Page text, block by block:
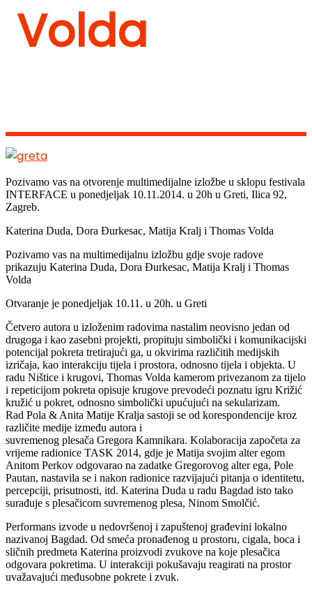
Volda
Pozivamo vas na otvorenje multimedijalne izložbe u sklopu festivala
INTERFACE u ponedjeljak 10.11.2014. u 20h u Greti, Ilica 92,
Zagreb.
Katerina Duda, Dora Đurkesac, Matija Kralj i Thomas Volda
Pozivamo vas na multimedijalnu izložbu gdje svoje radove
prikazuju Katerina Duda, Dora Đurkesac, Matija Kralj i Thomas
Volda
Otvaranje je ponedjeljak 10.11. u 20h. u Greti
Četvero autora u izloženim radovima nastalim neovisno jedan od
drugoga i kao zasebni projekti, propituju simbolički i komunikacijski
potencijal pokreta tretirajući ga, u okvirima različitih medijskih
izričaja, kao interakciju tijela i prostora, odnosno tijela i objekta. U
radu Ništice i krugovi, Thomas Volda kamerom privezanom za tijelo
i repeticijom pokreta opisuje krugove prevodeći poznatu igru Križić
kružić u pokret, odnosno simbolički upućujući na sekularizam.
Rad Pola & Anita Matije Kralja sastoji se od korespondencije kroz
različite medije između autora i
suvremenog plesača Gregora Kamnikara. Kolaboracija započeta za
vrijeme radionice TASK 2014, gdje je Matija svojim alter egom
Anitom Perkov odgovarao na zadatke Gregorovog alter ega, Pole
Pautan, nastavila se i nakon radionice razvijajući pitanja o identitetu,
percepciji, prisutnosti, itd. Katerina Duda u radu Bagdad isto tako
surađuje s plesačicom suvremenog plesa, Ninom Smolčić.
Performans izvode u nedovršenoj i zapuštenoj građevini lokalno
nazivanoj Bagdad. Od smeća pronađenog u prostoru, cigala, boca i
sličnih predmeta Katerina proizvodi zvukove na koje plesačica
odgovara pokretima. U interakciji pokušavaju reagirati na prostor
uvažavajući međusobne pokrete i zvuk.